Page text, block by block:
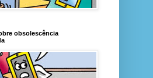
obsolescência